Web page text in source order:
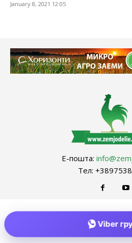
January 8, 2021 12:05
Е-пошта:
Тел:
Viber